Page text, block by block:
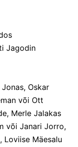
Jagodin
Oskar
või Ott
Merle Jalakas
või Janari Jorro,
Loviise Mäesalu